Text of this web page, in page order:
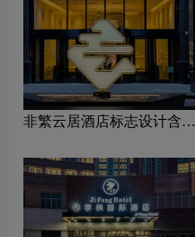
非繁云居酒店标志设计含义